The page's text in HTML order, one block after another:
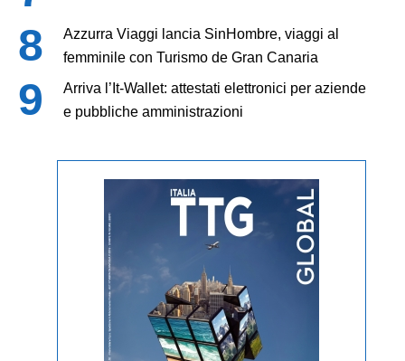
Azzurra Viaggi lancia SinHombre, viaggi al
femminile con Turismo de Gran Canaria
Arriva l’It-Wallet: attestati elettronici per aziende
e pubbliche amministrazioni